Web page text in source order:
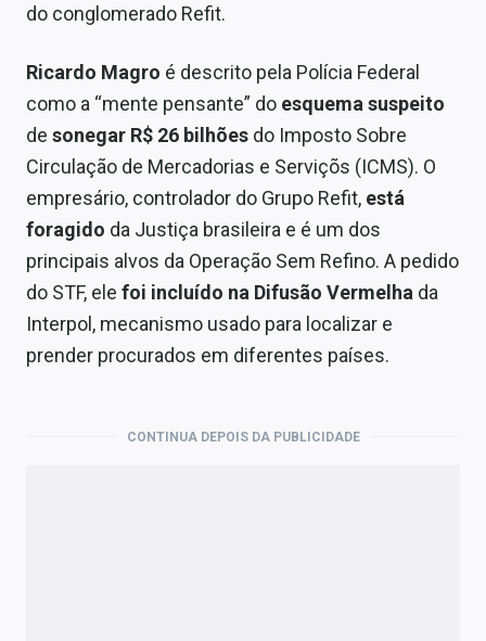
do conglomerado Refit.
Ricardo Magro é descrito pela Polícia Federal
como a “mente pensante” do esquema suspeito
de sonegar R$ 26 bilhões do Imposto Sobre
Circulação de Mercadorias e Serviçõs (ICMS). O
empresário, controlador do Grupo Refit, está
foragido da Justiça brasileira e é um dos
principais alvos da Operação Sem Refino. A pedido
do STF, ele foi incluído na Difusão Vermelha da
Interpol, mecanismo usado para localizar e
prender procurados em diferentes países.
CONTINUA DEPOIS DA PUBLICIDADE